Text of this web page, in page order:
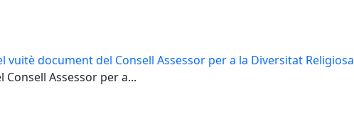
document del Consell Assessor per a la Diversitat Religiosa
Assessor per a...